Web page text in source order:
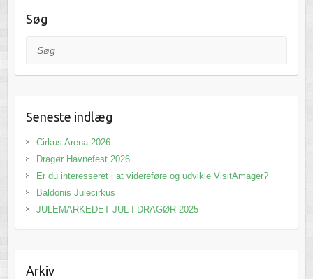
Søg
Søg
Seneste indlæg
Cirkus Arena 2026
Dragør Havnefest 2026
Er du interesseret i at videreføre og udvikle VisitAmager?
Baldonis Julecirkus
JULEMARKEDET JUL I DRAGØR 2025
Arkiv